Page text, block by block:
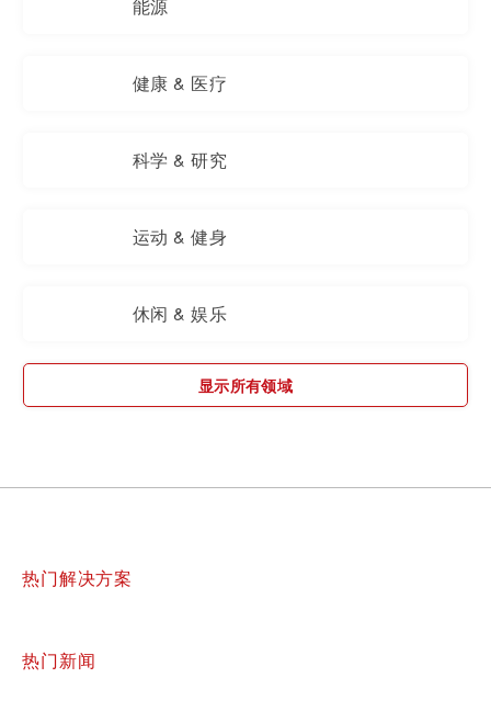
能源
健康 & 医疗
科学 & 研究
运动 & 健身
休闲 & 娱乐
显示所有领域
热门解决方案
热门新闻